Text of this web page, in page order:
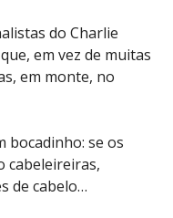
do Charlie
em vez de muitas
em monte, no
bocadinho: se os
cabeleireiras,
de cabelo…